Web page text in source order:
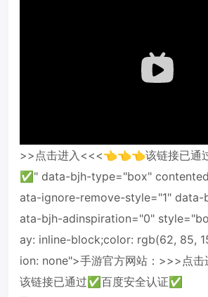
>>点击进入<<<👈👈👈该链接已通
✅" data-bjh-type="box"
ata-ignore-remove-style="1"
ata-bjh-adinspiration="0"
ay: inline-block;color: rgb(62, 85,
ion: none">手游官方网站：>>>点
该链接已通过✅百度安全认证✅